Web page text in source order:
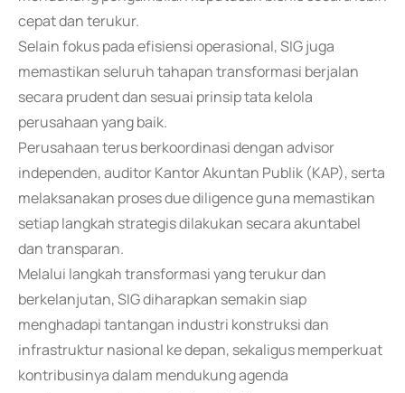
cepat dan terukur.
Selain fokus pada efisiensi operasional, SIG juga
memastikan seluruh tahapan transformasi berjalan
secara prudent dan sesuai prinsip tata kelola
perusahaan yang baik.
Perusahaan terus berkoordinasi dengan advisor
independen, auditor Kantor Akuntan Publik (KAP), serta
melaksanakan proses due diligence guna memastikan
setiap langkah strategis dilakukan secara akuntabel
dan transparan.
Melalui langkah transformasi yang terukur dan
berkelanjutan, SIG diharapkan semakin siap
menghadapi tantangan industri konstruksi dan
infrastruktur nasional ke depan, sekaligus memperkuat
kontribusinya dalam mendukung agenda